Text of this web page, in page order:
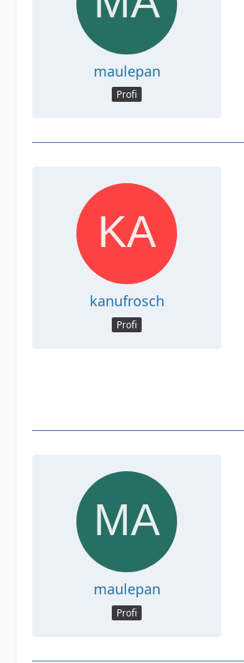
maulepan
Profi
kanufrosch
Profi
maulepan
Profi